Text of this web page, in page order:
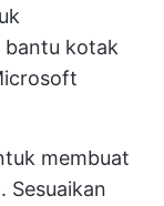
bantu kotak
membuat
Sesuaikan